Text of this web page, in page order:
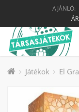
AJÁNLÓ:
Játékok El